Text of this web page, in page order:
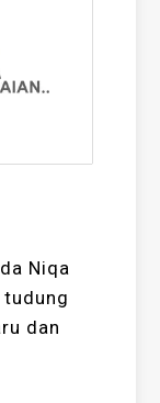
Niqa
dan